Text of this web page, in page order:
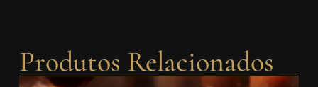
Produtos Relacionados